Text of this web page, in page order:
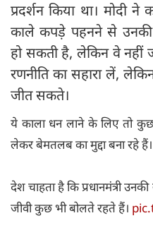
प्रदर्शन किया था। मोदी
काले कपड़े पहनने से उनकी
हो सकती है, लेकिन वे नहीं
रणनीति का सहारा लें,
जीत सकते।
ये काला धन लाने के लिए तो
लेकर बेमतलब का मुद्दा बना रहे हैं।
देश चाहता है कि प्रधानमंत्री
जीवी कुछ भी बोलते रहते हैं।